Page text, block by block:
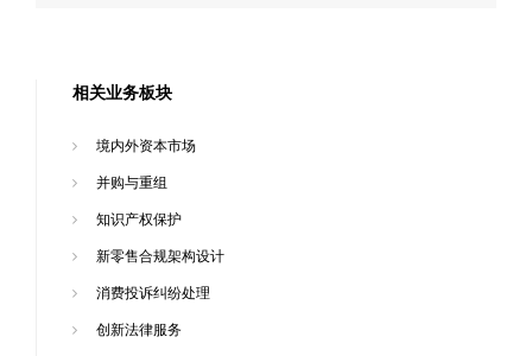
相关业务板块
境内外资本市场
并购与重组
知识产权保护
新零售合规架构设计
消费投诉纠纷处理
创新法律服务